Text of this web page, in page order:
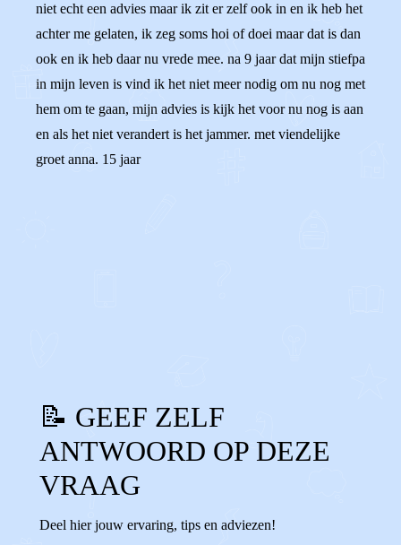
niet echt een advies maar ik zit er zelf ook in en ik heb het
achter me gelaten, ik zeg soms hoi of doei maar dat is dan
ook en ik heb daar nu vrede mee. na 9 jaar dat mijn stiefpa
in mijn leven is vind ik het niet meer nodig om nu nog met
hem om te gaan, mijn advies is kijk het voor nu nog is aan
en als het niet verandert is het jammer. met viendelijke
groet anna. 15 jaar
📝 GEEF ZELF
ANTWOORD OP DEZE
VRAAG
Deel hier jouw ervaring, tips en adviezen!